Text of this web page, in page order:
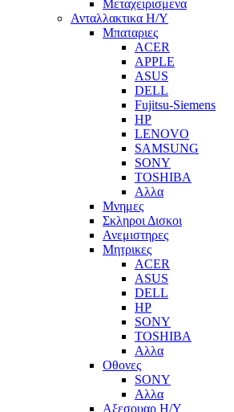
Μεταχειρισμενα
Ανταλλακτικα H/Y
Μπαταριες
ACER
APPLE
ASUS
DELL
Fujitsu-Siemens
HP
LENOVO
SAMSUNG
SONY
TOSHIBA
Αλλα
Μνημες
Σκληροι Δισκοι
Ανεμιστηρες
Μητρικες
ACER
ASUS
DELL
HP
SONY
TOSHIBA
Αλλα
Οθονες
SONY
Αλλα
Αξεσουαρ Η/Υ